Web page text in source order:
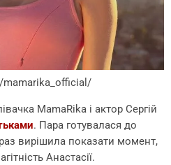
MamaRika і актор Сергій
. Пара готувалася до
вирішила показати момент,
Анастасії.